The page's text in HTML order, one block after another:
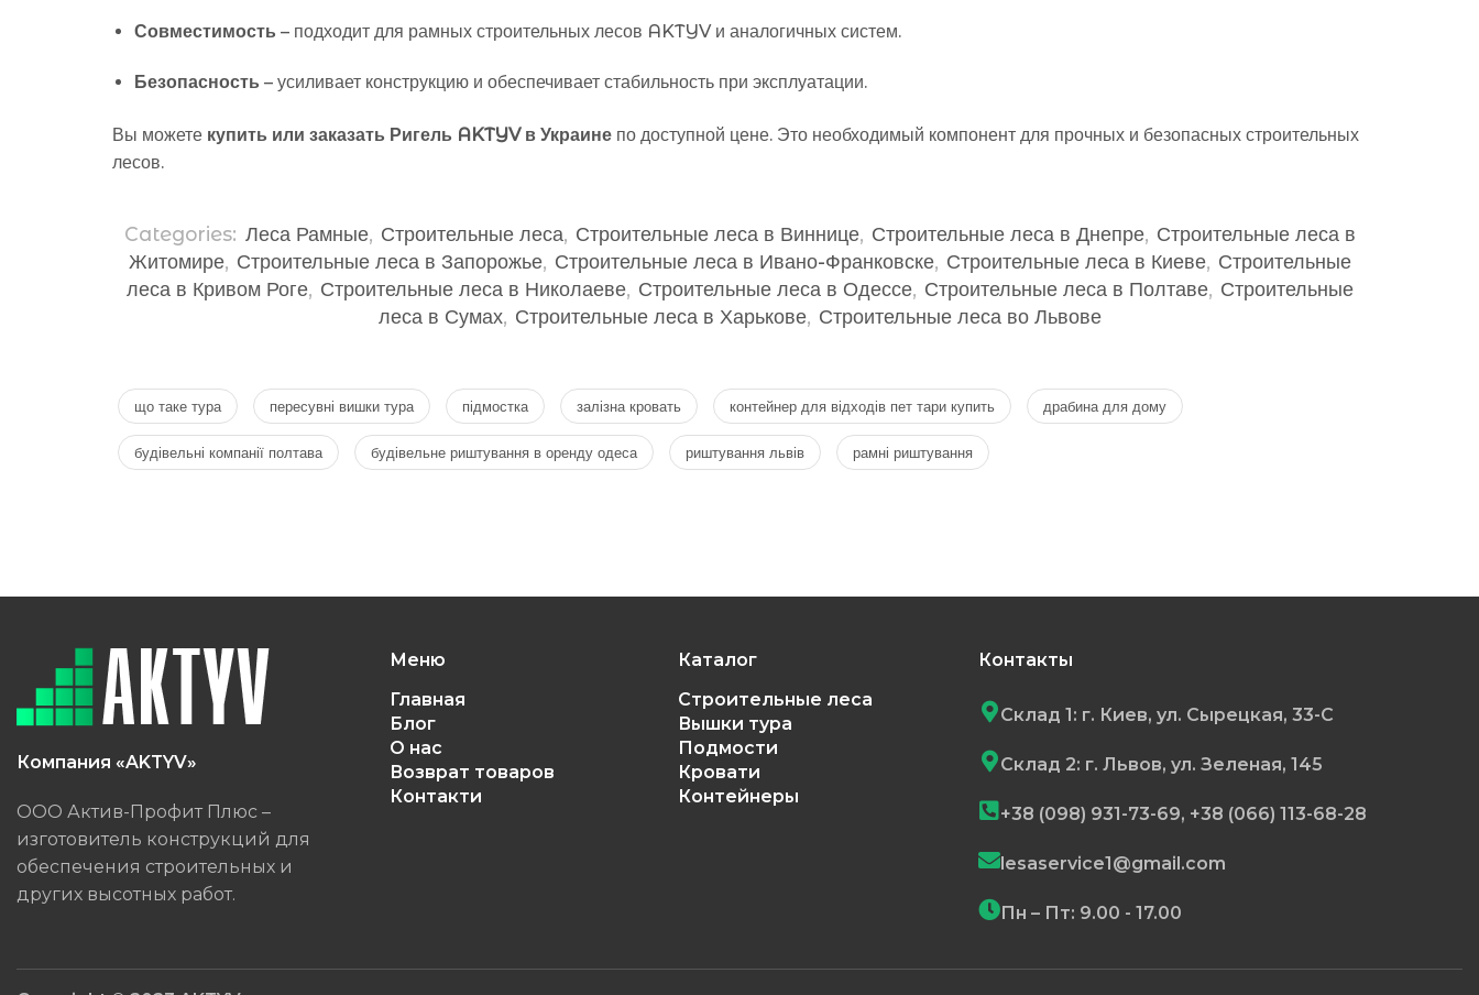
Совместимость – подходит для рамных строительных лесов AKTYV и аналогичных систем.
Безопасность – усиливает конструкцию и обеспечивает стабильность при эксплуатации.
Вы можете купить или заказать Ригель AKTYV в Украине по доступной цене. Это необходимый компонент для прочных и безопасных строительных
лесов.
Categories: Леса Рамные, Строительные леса, Строительные леса в Виннице, Строительные леса в Днепре, Строительные леса в
Житомире, Строительные леса в Запорожье, Строительные леса в Ивано-Франковске, Строительные леса в Киеве, Строительные
леса в Кривом Роге, Строительные леса в Николаеве, Строительные леса в Одессе, Строительные леса в Полтаве, Строительные
леса в Сумах, Строительные леса в Харькове, Строительные леса во Львове
що таке тура пересувні вишки тура підмостка залізна кровать контейнер для відходів пет тари купить драбина для дому
будівельні компанії полтава будівельне риштування в оренду одеса риштування львів рамні риштування
Компания «AKTYV»
ООО Актив-Профит Плюс –
изготовитель конструкций для
обеспечения строительных и
других высотных работ.
Меню
Главная
Блог
О нас
Возврат товаров
Контакти
Каталог
Строительные леса
Вышки тура
Подмости
Кровати
Контейнеры
Контакты
Склад 1: г. Киев, ул. Сырецкая, 33-С
Склад 2: г. Львов, ул. Зеленая, 145
+38 (098) 931-73-69, +38 (066) 113-68-28
lesaservice1@gmail.com
Пн – Пт: 9.00 - 17.00